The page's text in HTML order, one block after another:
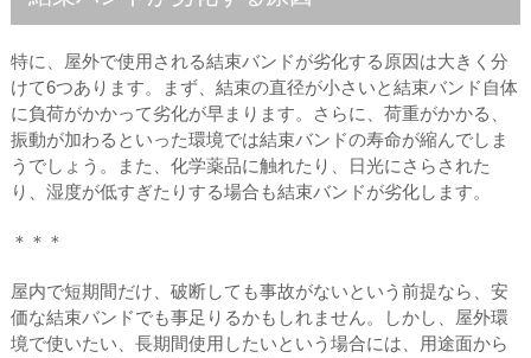
特に、屋外で使用される結束バンドが劣化する原因は大きく分
けて6つあります。まず、結束の直径が小さいと結束バンド自体
に負荷がかかって劣化が早まります。さらに、荷重がかかる、
振動が加わるといった環境では結束バンドの寿命が縮んでしま
うでしょう。また、化学薬品に触れたり、日光にさらされた
り、湿度が低すぎたりする場合も結束バンドが劣化します。
＊＊＊
屋内で短期間だけ、破断しても事故がないという前提なら、安
価な結束バンドでも事足りるかもしれません。しかし、屋外環
境で使いたい、長期間使用したいという場合には、用途面から